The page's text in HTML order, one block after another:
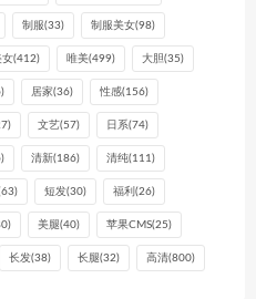
制服(33) 制服美女(98)
女(412) 唯美(499) 大胆(35)
居家(36) 性感(156)
文艺(57) 日系(74)
清新(186) 清纯(111)
短发(30) 福利 (26)
美腿(40) 苹果CMS(25)
长发(38) 长腿(32) 高清(800)